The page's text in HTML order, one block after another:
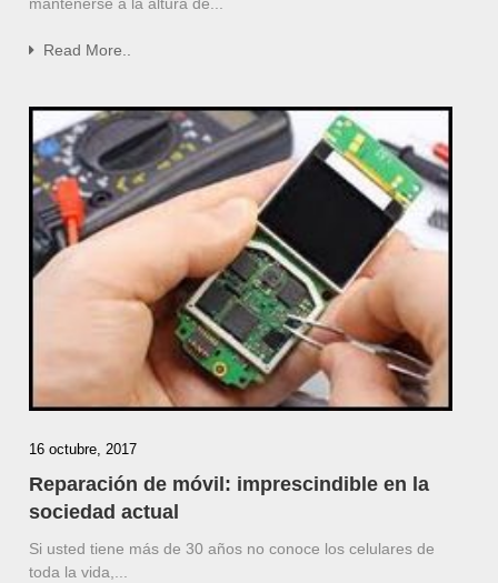
Read More..
16 octubre, 2017
Reparación de móvil: imprescindible en la
sociedad actual
Si usted tiene más de 30 años no conoce los celulares de
toda la vida,...